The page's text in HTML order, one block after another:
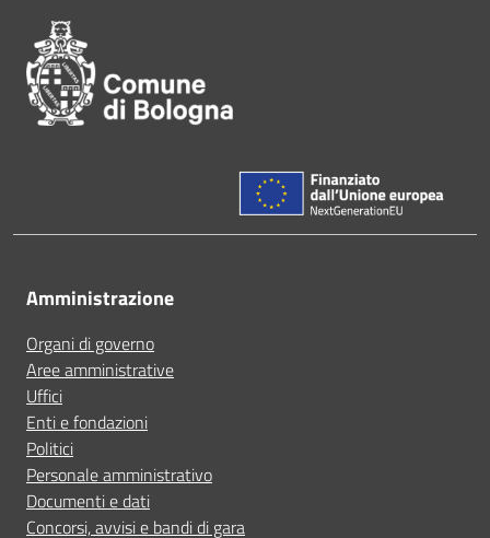
Amministrazione
Organi di governo
Aree amministrative
Uffici
Enti e fondazioni
Politici
Personale amministrativo
Documenti e dati
Concorsi, avvisi e bandi di gara